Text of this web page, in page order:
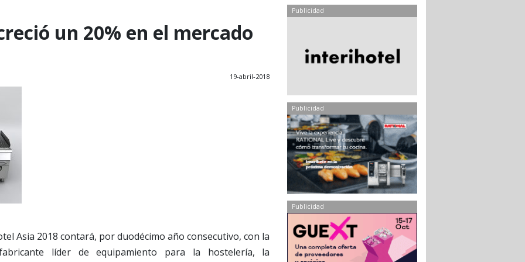
un 20% en el mercado
19-abril-2018
Asia 2018 contará, por duodécimo año consecutivo, con la
líder de equipamiento para la hostelería, la
Publicidad
Publicidad
Publicidad